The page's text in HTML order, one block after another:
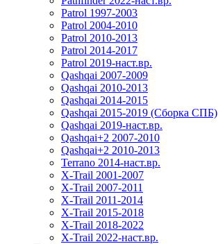
Patrol 1997-2003
Patrol 2004-2010
Patrol 2010-2013
Patrol 2014-2017
Patrol 2019-наст.вр.
Qashqai 2007-2009
Qashqai 2010-2013
Qashqai 2014-2015
Qashqai 2015-2019 (Сборка СПБ)
Qashqai 2019-наст.вр.
Qashqai+2 2007-2010
Qashqai+2 2010-2013
Terrano 2014-наст.вр.
X-Trail 2001-2007
X-Trail 2007-2011
X-Trail 2011-2014
X-Trail 2015-2018
X-Trail 2018-2022
X-Trail 2022-наст.вр.